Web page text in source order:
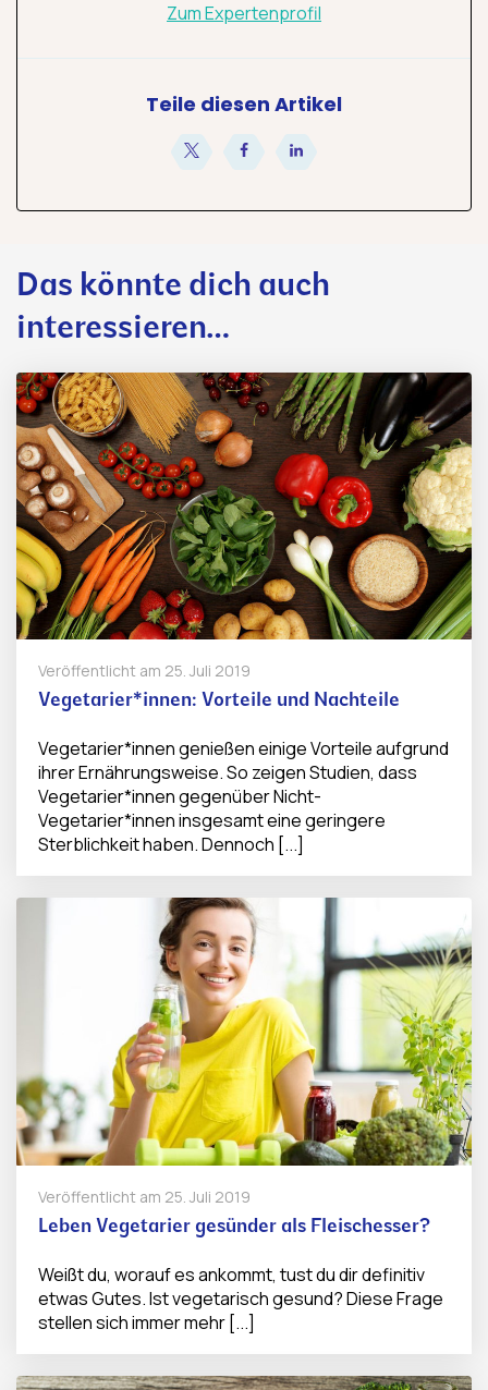
Zum Expertenprofil
Teile diesen Artikel
Das könnte dich auch
interessieren…
Veröffentlicht am 25. Juli 2019
Vegetarier*innen: Vorteile und Nachteile
Vegetarier*innen genießen einige Vorteile aufgrund
ihrer Ernährungsweise. So zeigen Studien, dass
Vegetarier*innen gegenüber Nicht-
Vegetarier*innen insgesamt eine geringere
Sterblichkeit haben. Dennoch [...]
Veröffentlicht am 25. Juli 2019
Leben Vegetarier gesünder als Fleischesser?
Weißt du, worauf es ankommt, tust du dir definitiv
etwas Gutes. Ist vegetarisch gesund? Diese Frage
stellen sich immer mehr [...]